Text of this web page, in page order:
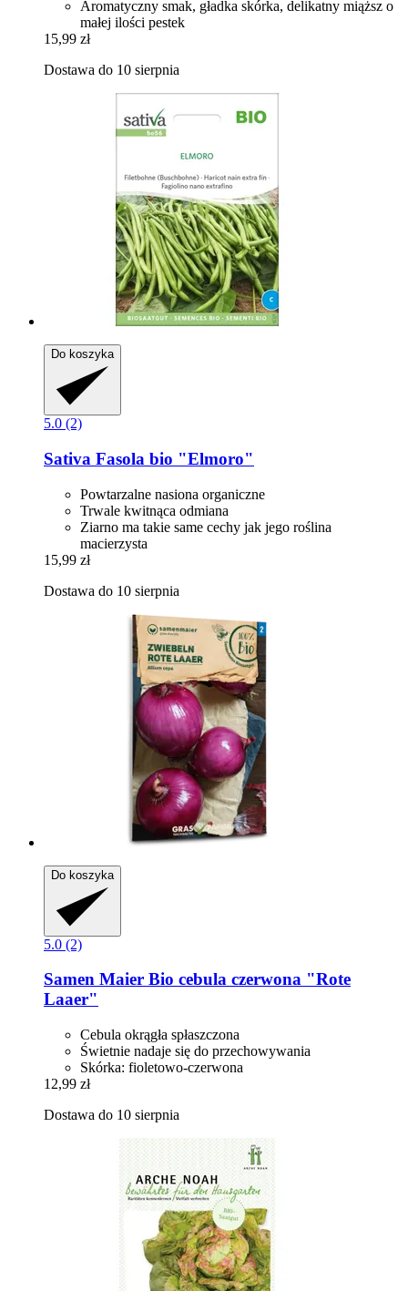
Aromatyczny smak, gładka skórka, delikatny miąższ o
małej ilości pestek
15,99 zł
Dostawa do 10 sierpnia
Do koszyka
5.0 (2)
Sativa Fasola bio "Elmoro"
Powtarzalne nasiona organiczne
Trwale kwitnąca odmiana
Ziarno ma takie same cechy jak jego roślina
macierzysta
15,99 zł
Dostawa do 10 sierpnia
Do koszyka
5.0 (2)
Samen Maier Bio cebula czerwona "Rote
Laaer"
Cebula okrągła spłaszczona
Świetnie nadaje się do przechowywania
Skórka: fioletowo-czerwona
12,99 zł
Dostawa do 10 sierpnia